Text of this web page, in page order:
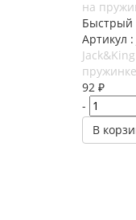
Быстрый
Артикул :
92 ₽
-
В